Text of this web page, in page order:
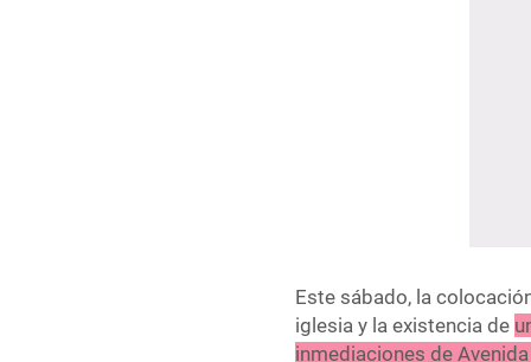
Este sábado, la
iglesia y la existencia de
inmediaciones de